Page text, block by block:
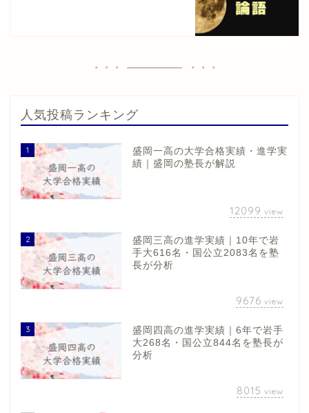
人気投稿ランキング
1
盛岡一高の大学合格実績・進学実
績｜盛岡の塾長が解説
12099 view
2
盛岡三高の進学実績｜10年で岩
手大616名・国公立2083名を塾
長が分析
9676 view
3
盛岡四高の進学実績｜6年で岩手
大268名・国公立844名を塾長が
分析
8015 view